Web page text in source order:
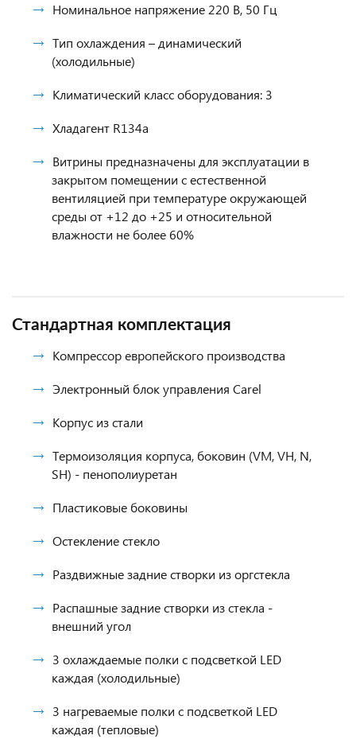
Номинальное напряжение 220 В, 50 Гц
Тип охлаждения – динамический
(холодильные)
Климатический класс оборудования: 3
Хладагент R134a
Витрины предназначены для эксплуатации в
закрытом помещении с естественной
вентиляцией при температуре окружающей
среды от +12 до +25 и относительной
влажности не более 60%
Стандартная комплектация
Компрессор европейского производства
Электронный блок управления Carel
Корпус из стали
Термоизоляция корпуса, боковин (VM, VH, N,
SH) - пенополиуретан
Пластиковые боковины
Остекление стекло
Раздвижные задние створки из оргстекла
Распашные задние створки из стекла -
внешний угол
3 охлаждаемые полки с подсветкой LED
каждая (холодильные)
3 нагреваемые полки с подсветкой LED
каждая (тепловые)